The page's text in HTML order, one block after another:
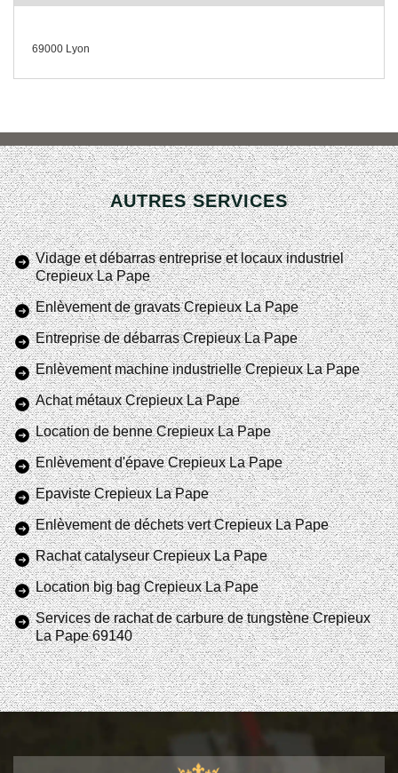
69000 Lyon
AUTRES SERVICES
Vidage et débarras entreprise et locaux industriel
Crepieux La Pape
Enlèvement de gravats Crepieux La Pape
Entreprise de débarras Crepieux La Pape
Enlèvement machine industrielle Crepieux La Pape
Achat métaux Crepieux La Pape
Location de benne Crepieux La Pape
Enlèvement d'épave Crepieux La Pape
Epaviste Crepieux La Pape
Enlèvement de déchets vert Crepieux La Pape
Rachat catalyseur Crepieux La Pape
Location big bag Crepieux La Pape
Services de rachat de carbure de tungstène Crepieux
La Pape 69140